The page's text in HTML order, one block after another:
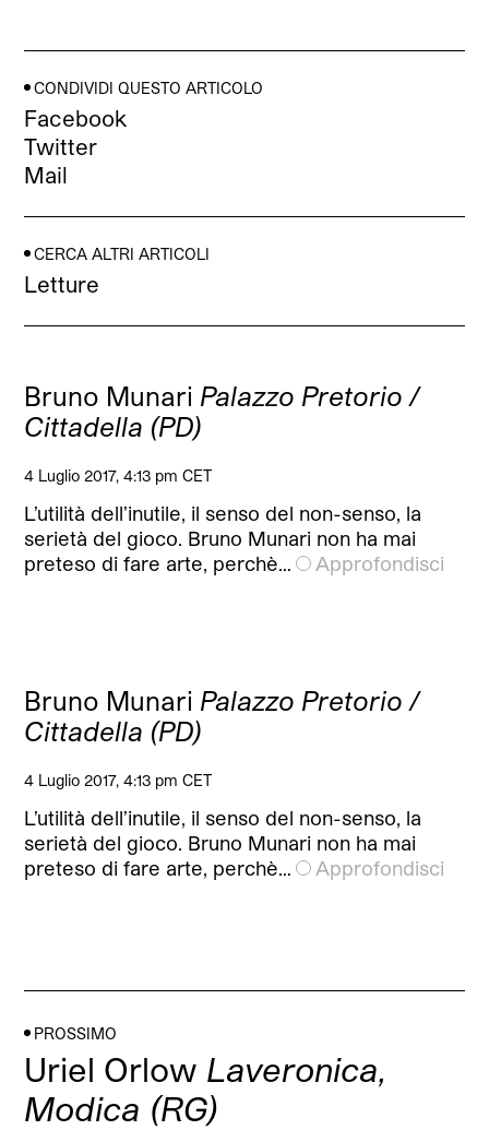
CONDIVIDI QUESTO ARTICOLO
Facebook
Twitter
Mail
CERCA ALTRI ARTICOLI
Letture
Bruno Munari Palazzo Pretorio /
Cittadella (PD)
4 Luglio 2017, 4:13 pm CET
L’utilità dell’inutile, il senso del non-senso, la
serietà del gioco. Bruno Munari non ha mai
preteso di fare arte, perchè…
Approfondisci
Bruno Munari Palazzo Pretorio /
Cittadella (PD)
4 Luglio 2017, 4:13 pm CET
L’utilità dell’inutile, il senso del non-senso, la
serietà del gioco. Bruno Munari non ha mai
preteso di fare arte, perchè…
Approfondisci
PROSSIMO
Uriel Orlow Laveronica,
Modica (RG)